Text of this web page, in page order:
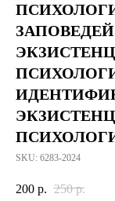
SKU: 6283-2024
200 р. 250 р.